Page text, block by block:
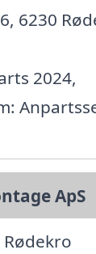
6230
2024,
ApS
Rødekro